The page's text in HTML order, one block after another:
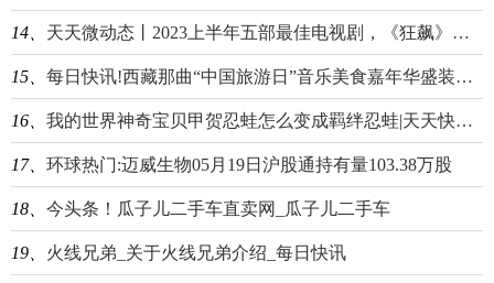
14、 天天微动态丨2023上半年五部最佳电视剧，《狂飙》排在最后，你最喜欢哪一部？
15、 每日快讯!西藏那曲“中国旅游日”音乐美食嘉年华盛装启幕
16、 我的世界神奇宝贝甲贺忍蛙怎么变成羁绊忍蛙|天天快播报
17、 环球热门:迈威生物05月19日沪股通持有量103.38万股
18、 今头条！瓜子儿二手车直卖网_瓜子儿二手车
19、 火线兄弟_关于火线兄弟介绍_每日快讯